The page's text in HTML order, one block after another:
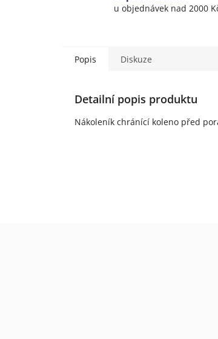
u objednávek nad 2000
Popis Diskuze
Detailní popis produktu
Nákoleník chránící koleno před